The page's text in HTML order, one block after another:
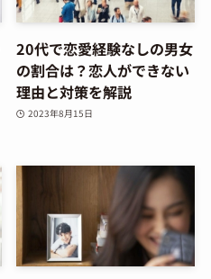
20代で恋愛経験なしの男女
の割合は？恋人ができない
理由と対策を解説
2023年8月15日